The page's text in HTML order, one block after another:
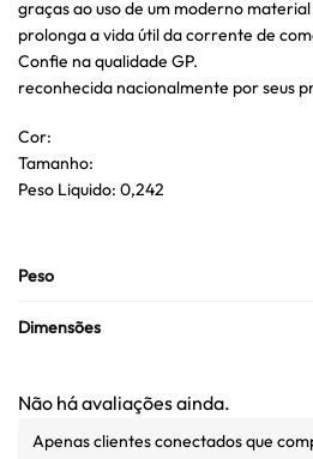
graças ao uso de um moderno
prolonga a vida útil da corrente de
Confie na qualidade GP.
reconhecida nacionalmente por seus
Cor:
Tamanho:
Peso Liquido: 0,242
Peso
Dimensões
Não há avaliações ainda.
Apenas clientes conectados que